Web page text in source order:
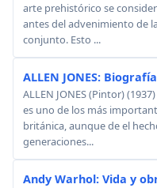
arte prehistórico se
antes del advenimiento de
conjunto. Esto ...
ALLEN JONES:
ALLEN JONES (Pintor)
es uno de los más
británica, aunque de el
generaciones...
Andy Warhol: Vida y